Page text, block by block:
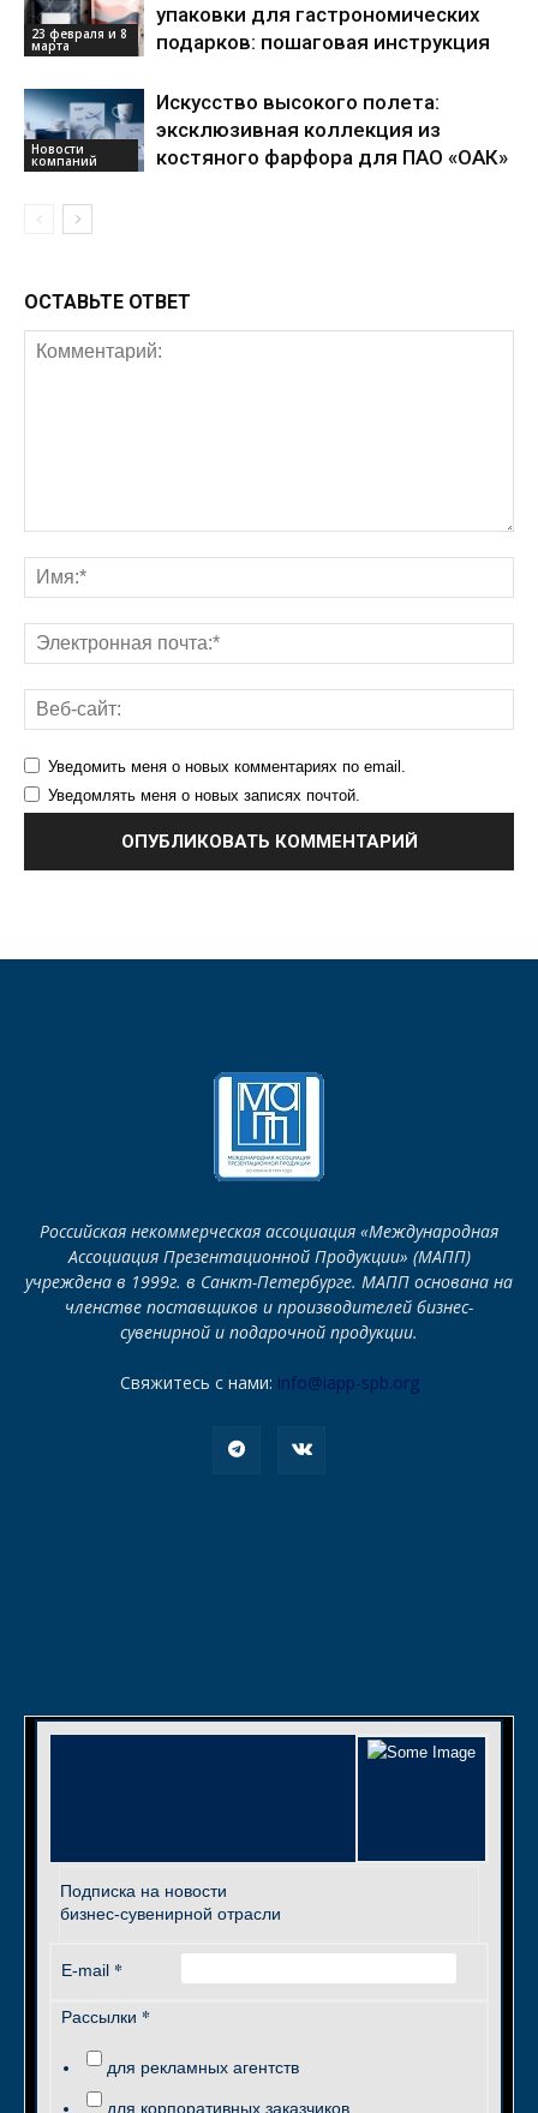
23 февраля и 8
марта
упаковки для гастрономических
подарков: пошаговая инструкция
Новости
компаний
Искусство высокого полета:
эксклюзивная коллекция из
костяного фарфора для ПАО «ОАК»
ОСТАВЬТЕ ОТВЕТ
Уведомить меня о новых комментариях по email.
Уведомлять меня о новых записях почтой.
Российская некоммерческая ассоциация «Международная
Ассоциация Презентационной Продукции» (МАПП)
учреждена в 1999г. в Санкт-Петербурге. МАПП основана на
членстве поставщиков и производителей бизнес-
сувенирной и подарочной продукции.
Свяжитесь с нами: info@iapp-spb.org
Подписка на новости
бизнес-сувенирной отрасли
E-mail *
Рассылки *
для рекламных агентств
для корпоративных заказчиков